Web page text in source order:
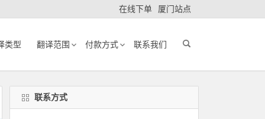
在线下单 厦门站点
类型 翻译范围 付款方式 联系我们
联系方式